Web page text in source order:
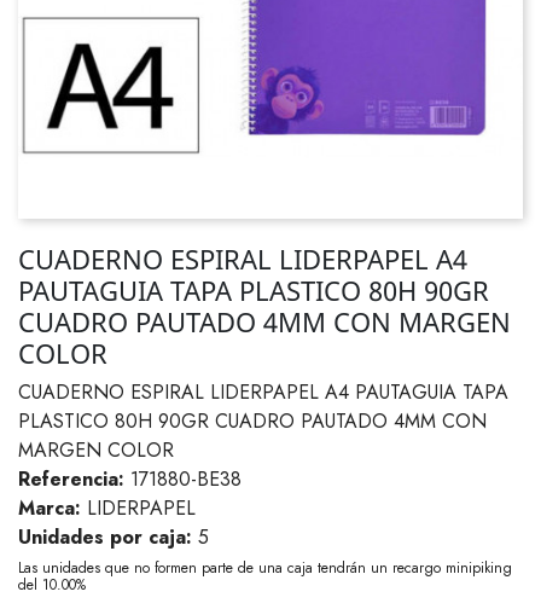
CUADERNO ESPIRAL LIDERPAPEL A4
PAUTAGUIA TAPA PLASTICO 80H 90GR
CUADRO PAUTADO 4MM CON MARGEN
COLOR
CUADERNO ESPIRAL LIDERPAPEL A4 PAUTAGUIA TAPA
PLASTICO 80H 90GR CUADRO PAUTADO 4MM CON
MARGEN COLOR
Referencia: 171880-BE38
Marca: LIDERPAPEL
Unidades por caja: 5
Las unidades que no formen parte de una caja tendrán un recargo minipiking
del 10.00%